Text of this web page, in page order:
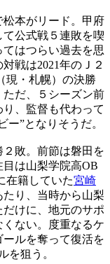
本がリード。甲府
て公式戦５連敗を喫
はつらい過去を思
戦は2021年のＪ２
（現・札幌）の決勝
だ、５シーズン前
、監督も代わって
ー”となりそうだ。
敗。前節は磐田を
は山梨学院高OB
在籍していた宮崎
たり、当時から山梨
けに、地元のサポ
ない。度重なるケ
ルを奪って復活を
を狙う。